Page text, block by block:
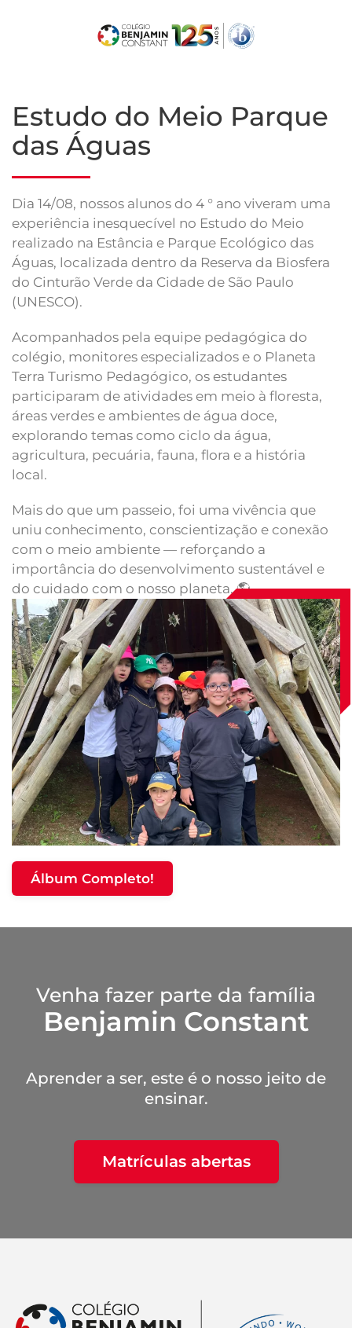
content
Estudo do Meio Parque
das Águas
Dia 14/08, nossos alunos do 4 ° ano viveram uma
experiência inesquecível no Estudo do Meio
realizado na Estância e Parque Ecológico das
Águas, localizada dentro da Reserva da Biosfera
do Cinturão Verde da Cidade de São Paulo
(UNESCO).
Acompanhados pela equipe pedagógica do
colégio, monitores especializados e o Planeta
Terra Turismo Pedagógico, os estudantes
participaram de atividades em meio à floresta,
áreas verdes e ambientes de água doce,
explorando temas como ciclo da água,
agricultura, pecuária, fauna, flora e a história
local.
Mais do que um passeio, foi uma vivência que
uniu conhecimento, conscientização e conexão
com o meio ambiente — reforçando a
importância do desenvolvimento sustentável e
do cuidado com o nosso planeta. 🌎
Álbum Completo!
Venha fazer parte da família
Benjamin Constant
Aprender a ser, este é o nosso jeito de
ensinar.
Matrículas abertas